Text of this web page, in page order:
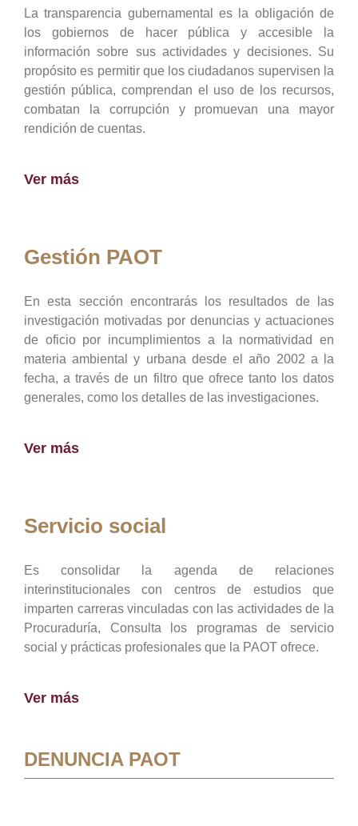
La transparencia gubernamental es la obligación de
los gobiernos de hacer pública y accesible la
información sobre sus actividades y decisiones. Su
propósito es permitir que los ciudadanos supervisen la
gestión pública, comprendan el uso de los recursos,
combatan la corrupción y promuevan una mayor
rendición de cuentas.
Ver más
Gestión PAOT
En esta sección encontrarás los resultados de las
investigación motivadas por denuncias y actuaciones
de oficio por incumplimientos a la normatividad en
materia ambiental y urbana desde el año 2002 a la
fecha, a través de un filtro que ofrece tanto los datos
generales, como los detalles de las investigaciones.
Ver más
Servicio social
Es consolidar la agenda de relaciones
interinstitucionales con centros de estudios que
imparten carreras vinculadas con las actividades de la
Procuraduría, Consulta los programas de servicio
social y prácticas profesionales que la PAOT ofrece.
Ver más
DENUNCIA PAOT